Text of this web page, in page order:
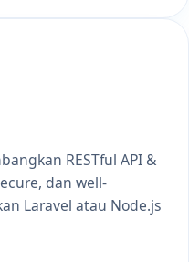
RESTful API &
dan well-
Laravel atau Node.js